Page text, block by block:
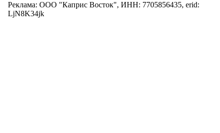
Реклама: ООО "Каприс Восток", ИНН: 7705856435, erid:
LjN8K34jk